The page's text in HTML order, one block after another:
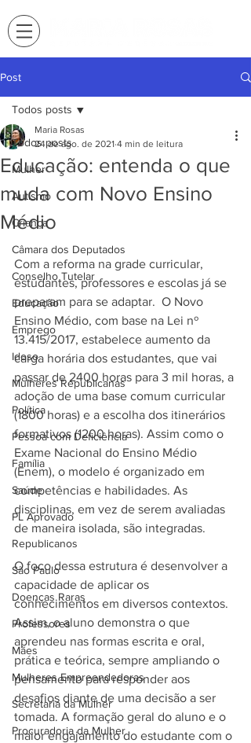
Post
Todos posts
Mulher
Autismo
Criança
Câmara dos Deputados
Conselho Tutelar
Educação
Emprego
Idoso
Mulheres Republicanas
Política
Pessoa com Deficiência
Família
Saúde
PL Aprovado
Republicanos
São Paulo
Doenças Raras
Professores
Mães
Mulheres Empreendedoras
Secretaria da Mulher
Procuradoria da Mulher
Todos posts
Educação: entenda o que
muda com Novo Ensino
Médio
Maria Rosas
24 de ago. de 2021 4 min de leitura
Com a reforma na grade curricular,
estudantes, professores e escolas já se
preparam para se adaptar.  O Novo
Ensino Médio, com base na Lei nº
13.415/2017, estabelece aumento da
carga horária dos estudantes, que vai
passar de 2400 horas para 3 mil horas, a
adoção de uma base comum curricular
(1800 horas) e a escolha dos itinerários
formativos (1200 horas). Assim como o
Exame Nacional do Ensino Médio
(Enem), o modelo é organizado em
competências e habilidades. As
disciplinas, em vez de serem avaliadas
de maneira isolada, são integradas.
O foco dessa estrutura é desenvolver a
capacidade de aplicar os
conhecimentos em diversos contextos.
Assim, o aluno demonstra o que
aprendeu nas formas escrita e oral,
prática e teórica, sempre ampliando o
pensamento para responder aos
desafios diante de uma decisão a ser
tomada. A formação geral do aluno e o
maior engajamento do estudante com o